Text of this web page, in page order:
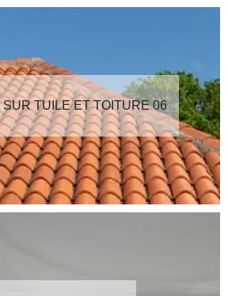
TUILE ET TOITURE 06